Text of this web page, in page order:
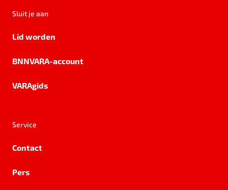
Sluit je aan
Lid worden
BNNVARA-account
VARAgids
Service
Contact
Pers